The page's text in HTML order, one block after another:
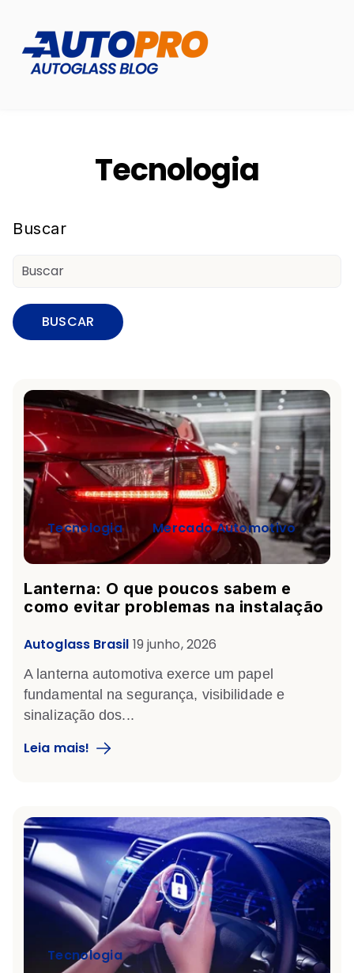
Tecnologia
Tecnologia Mercado Automotivo
Lanterna: O que poucos sabem e
como evitar problemas na instalação
Autoglass Brasil 19 junho, 2026
A lanterna automotiva exerce um papel
fundamental na segurança, visibilidade e
sinalização dos...
Leia mais!
Tecnologia
Buscar
BUSCAR